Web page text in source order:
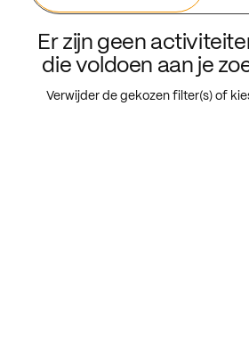
Er zijn geen
die voldoen aan je
Verwijder de gekozen filter(s) of